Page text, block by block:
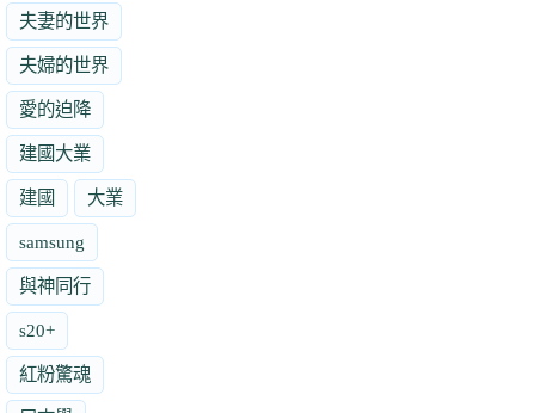
夫妻的世界
夫婦的世界
愛的迫降
建國大業
建國 大業
samsung
與神同行
s20+
紅粉驚魂